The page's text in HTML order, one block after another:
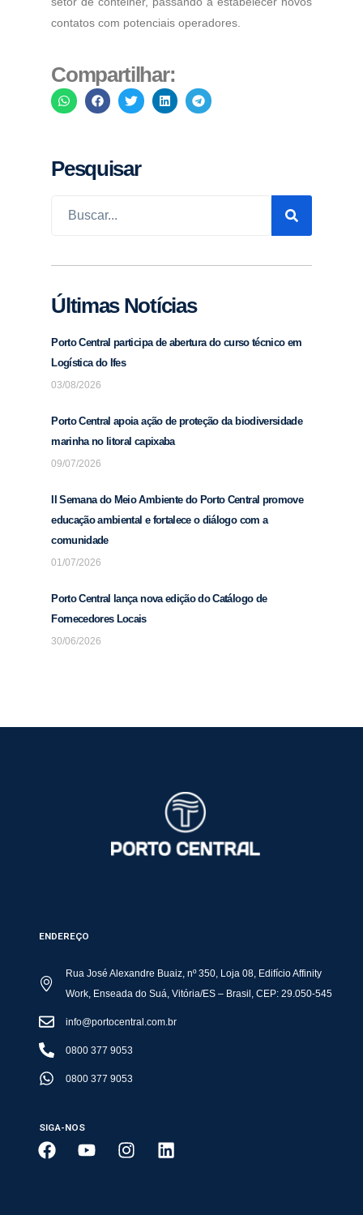
contatos com potenciais operadores.
Compartilhar:
Pesquisar
Últimas Notícias
Porto Central participa de abertura do curso técnico em
Logística do Ifes
03/08/2026
Porto Central apoia ação de proteção da biodiversidade
marinha no litoral capixaba
09/07/2026
II Semana do Meio Ambiente do Porto Central promove
educação ambiental e fortalece o diálogo com a
comunidade
01/07/2026
Porto Central lança nova edição do Catálogo de
Fornecedores Locais
30/06/2026
ENDEREÇO
Rua José Alexandre Buaiz, nº 350, Loja 08, Edifício Affinity
Work, Enseada do Suá, Vitória/ES – Brasil, CEP: 29.050-545
info@portocentral.com.br
0800 377 9053
0800 377 9053
SIGA-NOS